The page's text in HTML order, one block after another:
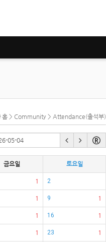
홈 > Community > Attendance(출석부)
금요일 토요일
1 2
1 1
9
1 1
16
1 1
23